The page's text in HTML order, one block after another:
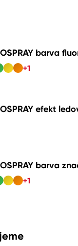
barva
+1
efekt
barva
+1